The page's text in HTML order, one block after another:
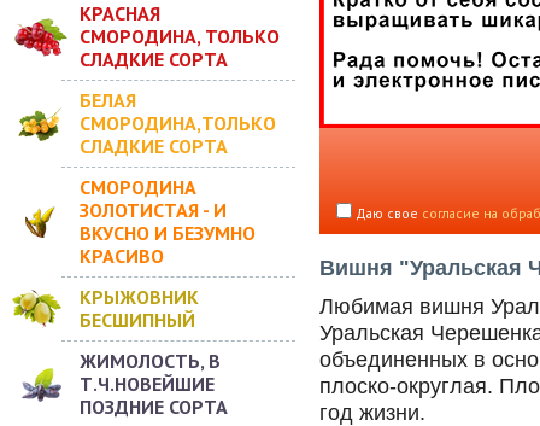
КРАСНАЯ
СМОРОДИНА, ТОЛЬКО
СЛАДКИЕ СОРТА
БЕЛАЯ
СМОРОДИНА,ТОЛЬКО
СЛАДКИЕ СОРТА
СМОРОДИНА
ЗОЛОТИСТАЯ - И
ВКУСНО И БЕЗУМНО
КРАСИВО
КРЫЖОВНИК
БЕСШИПНЫЙ
ЖИМОЛОСТЬ, В
Т.Ч.НОВЕЙШИЕ
ПОЗДНИЕ СОРТА
Даю свое согласие на
Вишня "Уральская
Любимая вишня
Уральская
объединенных в
плоско-округлая.
год жизни.